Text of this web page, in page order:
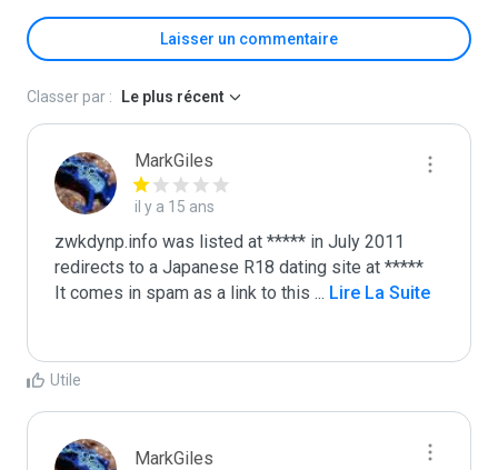
Laisser un commentaire
Classer par : Le plus récent
MarkGiles
il y a 15 ans
zwkdynp.info was listed at ***** in July 2011
redirects to a Japanese R18 dating site at *****
It comes in spam as a link to this ... Lire La Suite
Utile
MarkGiles